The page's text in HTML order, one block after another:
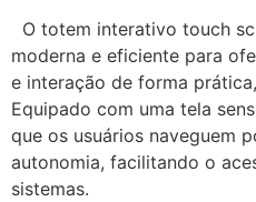
O totem interativo touch
moderna e eficiente para
e interação de forma
Equipado com uma tela
que os usuários naveguem
autonomia, facilitando o
sistemas.